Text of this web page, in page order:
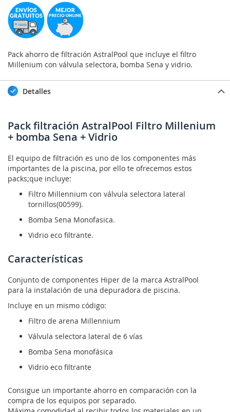
Pack ahorro de filtración AstralPool que incluye el filtro
Millenium con válvula selectora, bomba Sena y vidrio.
Detalles
Pack filtración AstralPool Filtro Millenium
+ bomba Sena + Vidrio
El equipo de filtración es uno de los componentes más
importantes de la piscina, por ello te ofrecemos estos
packs;que incluye:
Filtro Millennium con válvula selectora lateral
tornillos(00599).
Bomba Sena Monofasica.
Vidrio eco filtrante.
Características
Conjunto de componentes Hiper de la marca AstralPool
para la instalación de una depuradora de piscina.
Incluye en un mismo código:
Filtro de arena Millennium
Válvula selectora lateral de 6 vías
Bomba Sena monofásica
Vidrio eco filtrante
Consigue un importante ahorro en comparación con la
compra de los equipos por separado.